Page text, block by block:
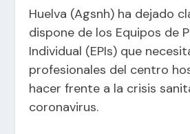
Huelva (Agsnh) ha dejado
dispone de los Equipos de
Individual (EPIs) que
profesionales del centro
hacer frente a la crisis
coronavirus.